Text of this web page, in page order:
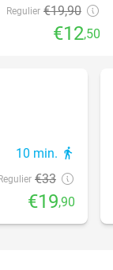
Regulier €19,90
€12,50
10 min. directions_walk
Regulier €33
€19,90